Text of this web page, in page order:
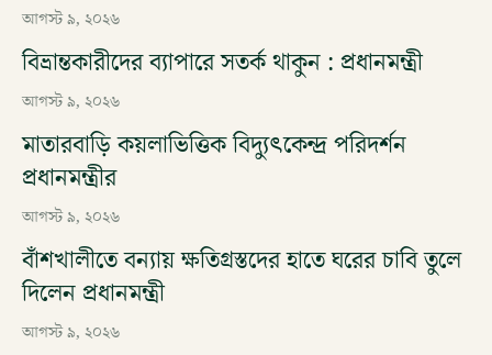
আগস্ট ৯, ২০২৬
বিভ্রান্তকারীদের ব্যাপারে সতর্ক থাকুন : প্রধানমন্ত্রী
আগস্ট ৯, ২০২৬
মাতারবাড়ি কয়লাভিত্তিক বিদ্যুৎকেন্দ্র পরিদর্শন
প্রধানমন্ত্রীর
আগস্ট ৯, ২০২৬
বাঁশখালীতে বন্যায় ক্ষতিগ্রস্তদের হাতে ঘরের চাবি তুলে
দিলেন প্রধানমন্ত্রী
আগস্ট ৯, ২০২৬